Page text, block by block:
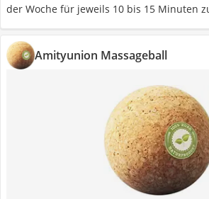
der Woche für jeweils 10 bis 15 Minuten
Amityunion Massageball